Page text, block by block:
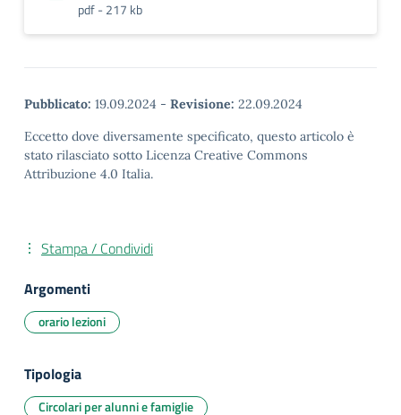
pdf - 217 kb
Pubblicato: 19.09.2024 - Revisione: 22.09.2024
Eccetto dove diversamente specificato, questo articolo è
stato rilasciato sotto Licenza Creative Commons
Attribuzione 4.0 Italia.
Stampa / Condividi
Argomenti
orario lezioni
Tipologia
Circolari per alunni e famiglie